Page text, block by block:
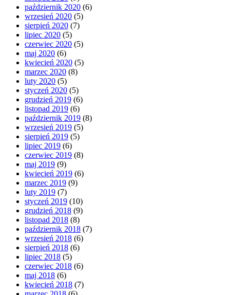
październik 2020 (6)
wrzesień 2020 (5)
sierpień 2020 (7)
lipiec 2020 (5)
czerwiec 2020 (5)
maj 2020 (6)
kwiecień 2020 (5)
marzec 2020 (8)
luty 2020 (5)
styczeń 2020 (5)
grudzień 2019 (6)
listopad 2019 (6)
październik 2019 (8)
wrzesień 2019 (5)
sierpień 2019 (5)
lipiec 2019 (6)
czerwiec 2019 (8)
maj 2019 (9)
kwiecień 2019 (6)
marzec 2019 (9)
luty 2019 (7)
styczeń 2019 (10)
grudzień 2018 (9)
listopad 2018 (8)
październik 2018 (7)
wrzesień 2018 (6)
sierpień 2018 (6)
lipiec 2018 (5)
czerwiec 2018 (6)
maj 2018 (6)
kwiecień 2018 (7)